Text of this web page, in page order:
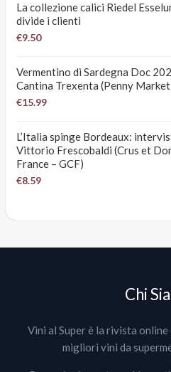
La collezione calici Riedel
divide i clienti
€9.50
Vermentino di Sardegna Doc
Cantina Trexenta (Penny
€15.99
L’Italia spinge Bordeaux:
Vittorio Frescobaldi (Crus et
France – GCF)
€8.59
Chi
Vini al Super è la rivista
migliori vini da